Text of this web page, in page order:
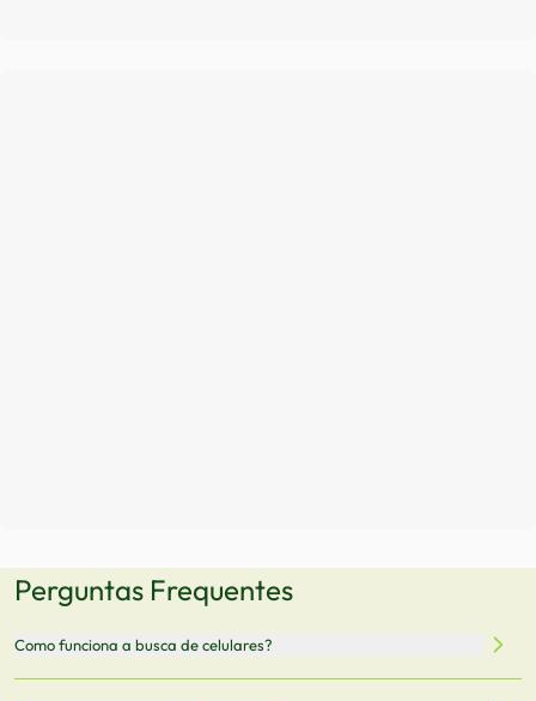
Perguntas Frequentes
Como funciona a busca de celulares?